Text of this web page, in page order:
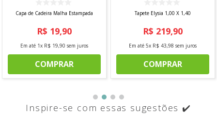
Capa de Cadeira Malha Estampada
R$ 19,90
Em até 1x R$ 19,90 sem juros
COMPRAR
Tapete Elysia 1,00 X 1,40
R$ 219,90
Em até 5x R$ 43,98 sem juros
COMPRAR
Inspire-se com essas sugestões ✔️